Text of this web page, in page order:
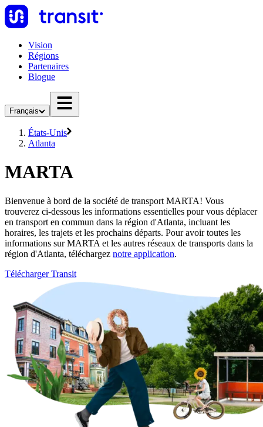
Vision
Régions
Partenaires
Blogue
Français
États-Unis
Atlanta
MARTA
Bienvenue à bord de la société de transport MARTA! Vous
trouverez ci-dessous les informations essentielles pour vous déplacer
en transport en commun dans la région d'Atlanta, incluant les
horaires, les trajets et les prochains départs. Pour avoir toutes les
informations sur MARTA et les autres réseaux de transports dans la
région d'Atlanta, téléchargez notre application.
Télécharger Transit